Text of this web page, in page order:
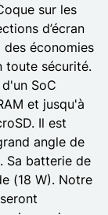
sur les
d’écran
des économies
sécurité.
SoC
et jusqu'à
Il est
angle de
Sa batterie de
(18 W). Notre